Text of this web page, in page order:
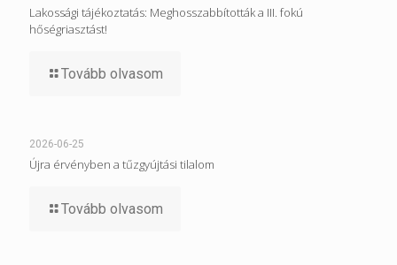
Lakossági tájékoztatás: Meghosszabbították a III. fokú
hőségriasztást!
Tovább olvasom
2026-06-25
Újra érvényben a tűzgyújtási tilalom
Tovább olvasom